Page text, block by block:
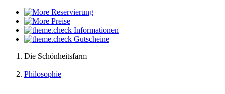
Reservierung
Preise
Informationen
Gutscheine
Die Schönheitsfarm
Philosophie